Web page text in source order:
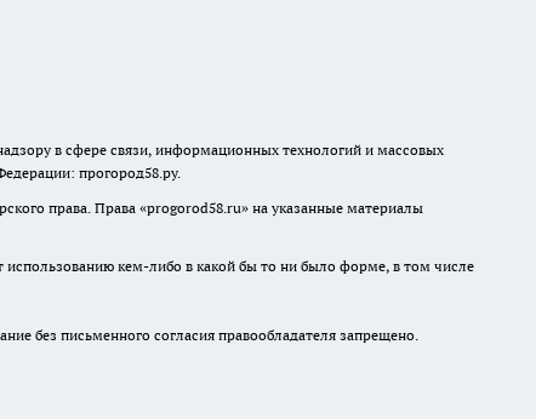
в сфере связи, информационных технологий и массовых
прогород58.ру.
права. Права «progorod58.ru» на указанные материалы
использованию кем-либо в какой бы то ни было форме, в том числе
без письменного согласия правообладателя запрещено.